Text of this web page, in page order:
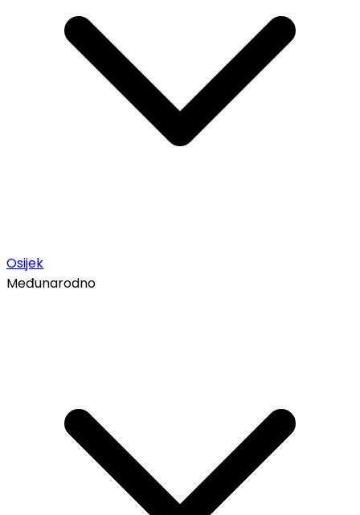
Osijek
Međunarodno